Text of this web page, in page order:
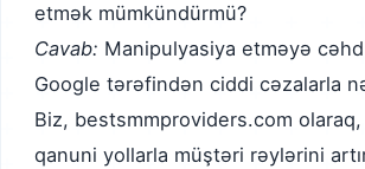
etmək mümkündürmü?
Cavab: Manipulyasiya etməyə
Google tərəfindən ciddi cəzalarla
Biz, bestsmmproviders.com
qanuni yollarla müştəri rəylərini